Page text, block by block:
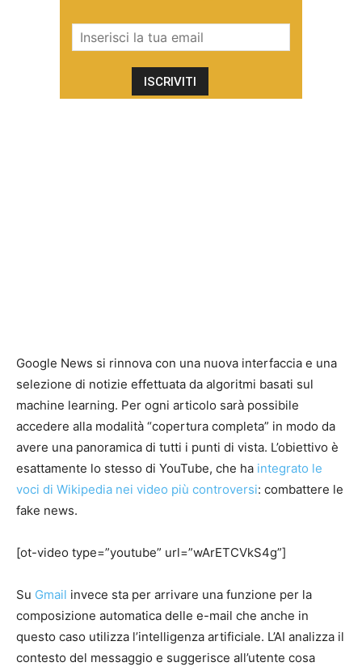
Google News si rinnova con una nuova interfaccia e una
selezione di notizie effettuata da algoritmi basati sul
machine learning. Per ogni articolo sarà possibile
accedere alla modalità “copertura completa” in modo da
avere una panoramica di tutti i punti di vista. L’obiettivo è
esattamente lo stesso di YouTube, che ha integrato le
voci di Wikipedia nei video più controversi: combattere le
fake news.
[ot-video type=”youtube” url=”wArETCVkS4g”]
Su Gmail invece sta per arrivare una funzione per la
composizione automatica delle e-mail che anche in
questo caso utilizza l’intelligenza artificiale. L’AI analizza il
contesto del messaggio e suggerisce all’utente cosa